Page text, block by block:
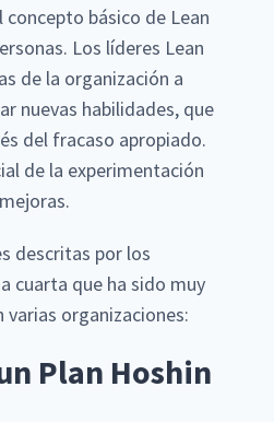
concepto básico de Lean
Los líderes Lean
de la organización a
nuevas habilidades, que
del fracaso apropiado.
de la experimentación
descritas por los
cuarta que ha sido muy
varias organizaciones:
Plan Hoshin